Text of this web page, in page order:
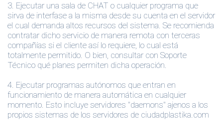
3. Ejecutar una sala de CHAT o cualquier programa que
sirva de interfase a la misma desde su cuenta en el servidor
el cual demanda altos recursos del sistema. Se recomienda
contratar dicho servicio de manera remota con terceras
compañías si el cliente así lo requiere, lo cual está
totalmente permitido. O bien, consultar con Soporte
Técnico qué planes permiten dicha operación.
4. Ejecutar programas autónomos que entran en
funcionamiento de manera automática en cualquier
momento. Esto incluye servidores "daemons" ajenos a los
propios sistemas de los servidores de ciudadplastika.com